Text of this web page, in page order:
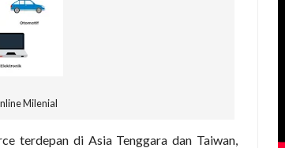
Milenial
terdepan di Asia Tenggara dan Taiwan,